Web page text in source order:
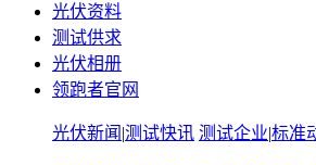
光伏资料
测试供求
光伏相册
领跑者官网
光伏新闻 |测试快讯 测试企业|标准